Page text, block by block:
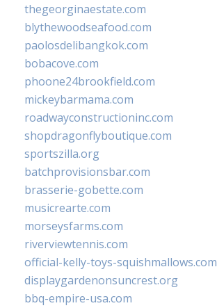
thegeorginaestate.com
blythewoodseafood.com
paolosdelibangkok.com
bobacove.com
phoone24brookfield.com
mickeybarmama.com
roadwayconstructioninc.com
shopdragonflyboutique.com
sportszilla.org
batchprovisionsbar.com
brasserie-gobette.com
musicrearte.com
morseysfarms.com
riverviewtennis.com
official-kelly-toys-squishmallows.com
displaygardenonsuncrest.org
bbq-empire-usa.com